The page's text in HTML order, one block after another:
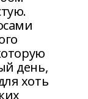
день,
хоть